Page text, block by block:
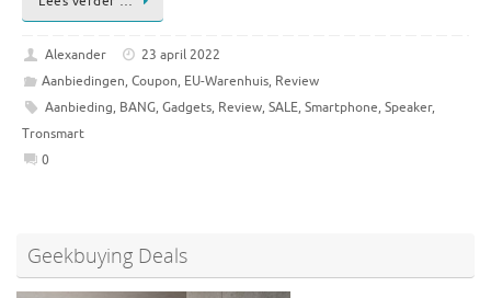
Alexander
23 april 2022
Aanbiedingen, Coupon, EU-Warenhuis, Review
Aanbieding, BANG, Gadgets, Review, SALE, Smartphone, Speaker,
Tronsmart
0
Geekbuying Deals